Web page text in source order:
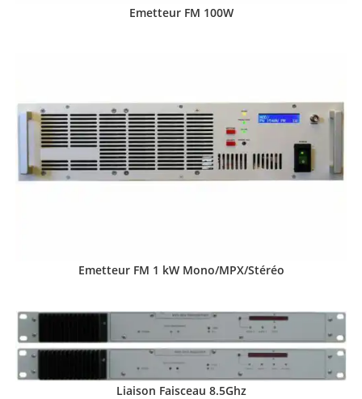
Emetteur FM 100W
Emetteur FM 1 kW Mono/MPX/Stéréo
Liaison Faisceau 8.5Ghz